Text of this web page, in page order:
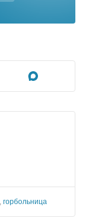
горбольница